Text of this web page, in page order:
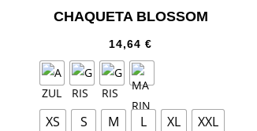
CHAQUETA BLOSSOM
14,64€
XS S M L XL XXL